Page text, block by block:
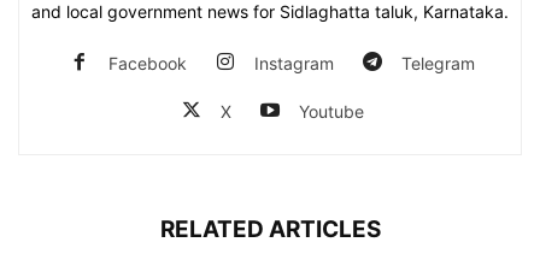
and local government news for Sidlaghatta taluk, Karnataka.
Facebook Instagram Telegram
X Youtube
RELATED ARTICLES